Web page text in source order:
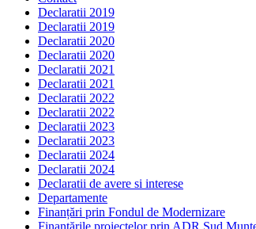
Declaratii 2019
Declaratii 2019
Declaratii 2020
Declaratii 2020
Declaratii 2021
Declaratii 2021
Declaratii 2022
Declaratii 2022
Declaratii 2023
Declaratii 2023
Declaratii 2024
Declaratii 2024
Declaratii de avere si interese
Departamente
Finanțări prin Fondul de Modernizare
Finanțările proiectelor prin ADR Sud